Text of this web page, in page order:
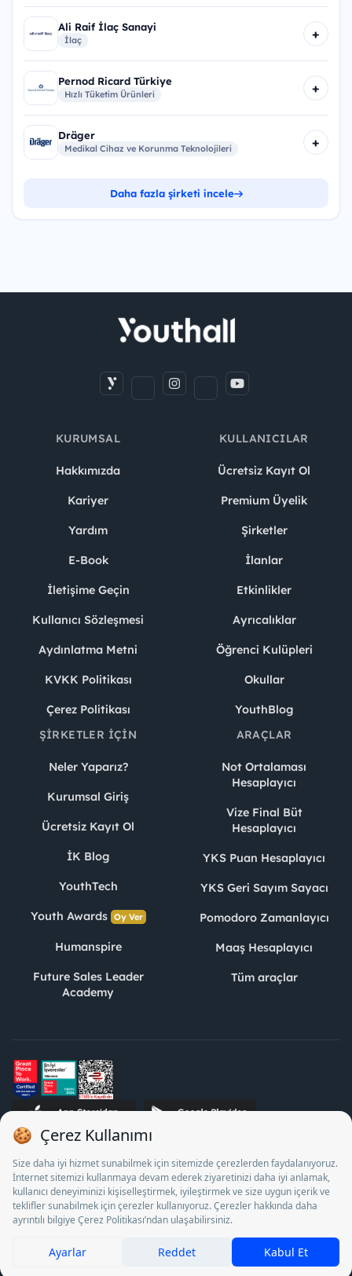
Ali Raif İlaç Sanayi
İlaç +
Pernod Ricard Türkiye
Hızlı Tüketim Ürünleri +
Dräger
Medikal Cihaz ve Korunma Teknolojileri +
Daha fazla şirketi incele
KURUMSAL
Hakkımızda
Kariyer
Yardım
E-Book
İletişime Geçin
Kullanıcı Sözleşmesi
Aydınlatma Metni
KVKK Politikası
Çerez Politikası
KULLANICILAR
Ücretsiz Kayıt Ol
Premium Üyelik
Şirketler
İlanlar
Etkinlikler
Ayrıcalıklar
Öğrenci Kulüpleri
Okullar
YouthBlog
ŞIRKETLER İÇIN
Neler Yaparız?
Kurumsal Giriş
Ücretsiz Kayıt Ol
İK Blog
YouthTech
Youth Awards Oy Ver
Humanspire
Future Sales Leader
Academy
ARAÇLAR
Not Ortalaması
Hesaplayıcı
Vize Final Büt
Hesaplayıcı
YKS Puan Hesaplayıcı
YKS Geri Sayım Sayacı
Pomodoro Zamanlayıcı
Maaş Hesaplayıcı
Tüm araçlar
STJ İnsan Kaynakları Bilişim ve Danışmanlık A.Ş. Özel İstihdam
Bürosu Olarak 13/05/2025 - 12/05/2028 tarihleri arasında
faaliyette bulunmak üzere, Türkiye İş Kurumu tarafından
18/04/2025 tarih ve 18095710 sayılı karar uyarınca 1078 nolu
belge ile faaliyet göstermektedir. 4904 sayılı kanun uyarınca iş
arayanlardan ücret alınması yasaktır.